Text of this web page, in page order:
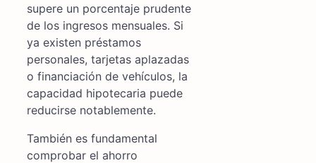
supere un porcentaje prudente
de los ingresos mensuales. Si
ya existen préstamos
personales, tarjetas aplazadas
o financiación de vehículos, la
capacidad hipotecaria puede
reducirse notablemente.
También es fundamental
comprobar el ahorro